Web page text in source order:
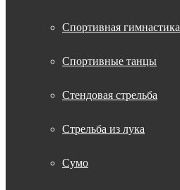
Спортивная гимнастика
Спортивные танцы
Стендовая стрельба
Стрельба из лука
Сумо